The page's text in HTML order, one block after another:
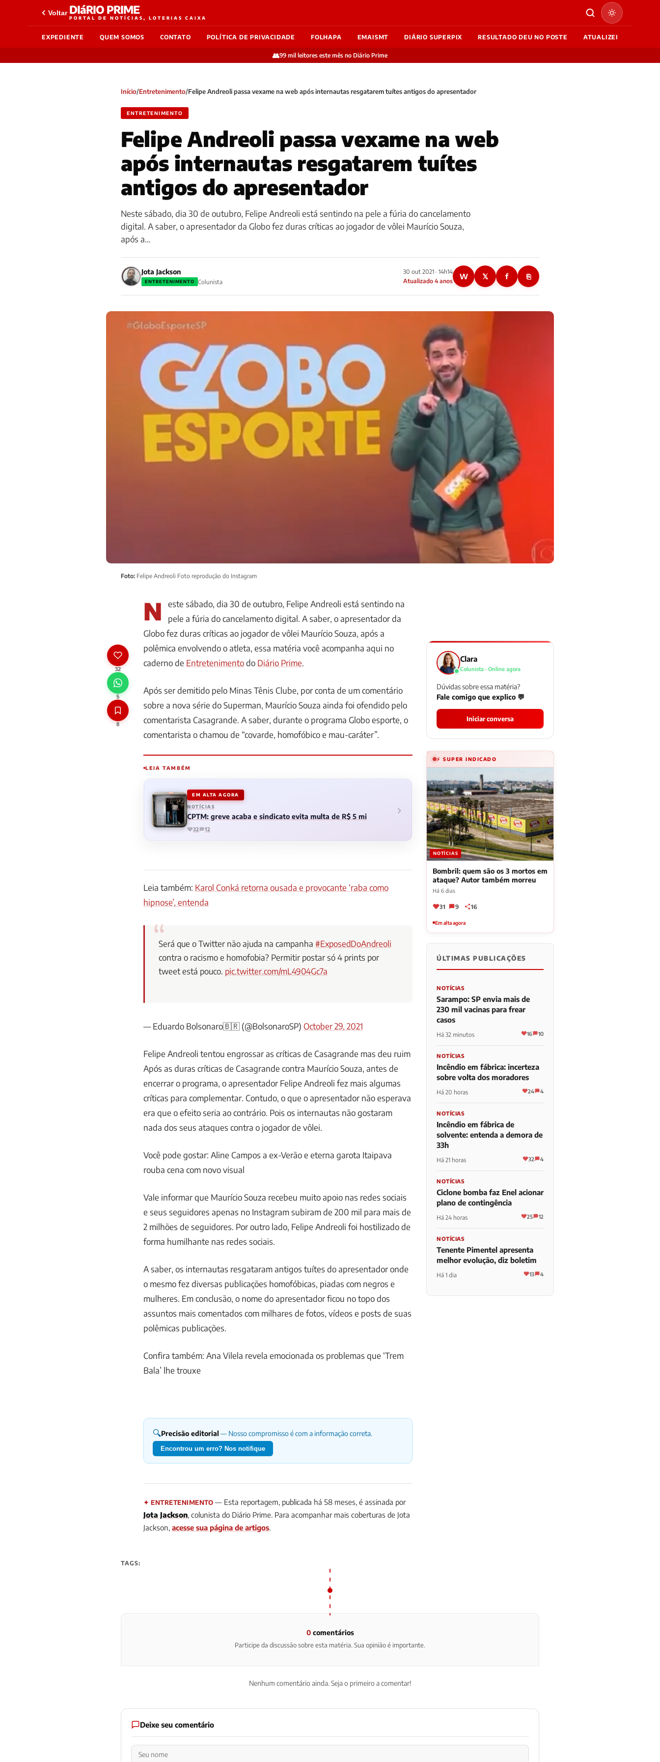
Voltar DIáRIO PRIME
PORTAL DE NOTÍCIAS, LOTERIAS CAIXA
EXPEDIENTE QUEM SOMOS CONTATO POLÍTICA DE PRIVACIDADE FOLHAPA EMAISMT DIÁRIO SUPERPIX RESULTADO DEU NO POSTE ATUALIZEI
👥99 mil leitores este mês no Diário Prime
Início/Entretenimento/Felipe Andreoli passa vexame na web após internautas resgatarem tuítes antigos do apresentador
ENTRETENIMENTO
Felipe Andreoli passa vexame na web
após internautas resgatarem tuítes
antigos do apresentador
Neste sábado, dia 30 de outubro, Felipe Andreoli está sentindo na pele a fúria do cancelamento
digital. A saber, o apresentador da Globo fez duras críticas ao jogador de vôlei Maurício Souza,
após a…
Jota Jackson
ENTRETENIMENTO Colunista
30 out 2021 · 14h14
Atualizado 4 anos
W 𝕏 f ⎘
Foto: Felipe Andreoli Foto reprodução do Instagram
32
5
8
N
este sábado, dia 30 de outubro, Felipe Andreoli está sentindo na
pele a fúria do cancelamento digital. A saber, o apresentador da
Globo fez duras críticas ao jogador de vôlei Maurício Souza, após a
polêmica envolvendo o atleta, essa matéria você acompanha aqui no
caderno de Entretenimentodo Diário Prime.
Após ser demitido pelo Minas Tênis Clube, por conta de um comentário
sobre a nova série do Superman, Maurício Souza ainda foi ofendido pelo
comentarista Casagrande. A saber, durante o programa Globo esporte, o
comentarista o chamou de “covarde, homofóbico e mau-caráter”.
LEIA TAMBÉM
EM ALTA AGORA
NOTÍCIAS
CPTM: greve acaba e sindicato evita multa de R$ 5 mi
32 12
Leia também: Karol Conká retorna ousada e provocante ‘raba como
hipnose’, entenda
Será que o Twitter não ajuda na campanha #ExposedDoAndreoli
contra o racismo e homofobia? Permitir postar só 4 prints por
tweet está pouco. pic.twitter.com/mL4904Gc7a
— Eduardo Bolsonaro🇧🇷 (@BolsonaroSP) October 29, 2021
Felipe Andreoli tentou engrossar as críticas de Casagrande mas deu ruim
Após as duras críticas de Casagrande contra Maurício Souza, antes de
encerrar o programa, o apresentador Felipe Andreoli fez mais algumas
críticas para complementar. Contudo, o que o apresentador não esperava
era que o efeito seria ao contrário. Pois os internautas não gostaram
nada dos seus ataques contra o jogador de vôlei.
Você pode gostar: Aline Campos a ex-Verão e eterna garota Itaipava
rouba cena com novo visual
Vale informar que Maurício Souza recebeu muito apoio nas redes sociais
e seus seguidores apenas no Instagram subiram de 200 mil para mais de
2 milhões de seguidores. Por outro lado, Felipe Andreoli foi hostilizado de
forma humilhante nas redes sociais.
A saber, os internautas resgataram antigos tuítes do apresentador onde
o mesmo fez diversas publicações homofóbicas, piadas com negros e
mulheres. Em conclusão, o nome do apresentador ficou no topo dos
assuntos mais comentados com milhares de fotos, vídeos e posts de suas
polêmicas publicações.
Confira também: Ana Vilela revela emocionada os problemas que ‘Trem
Bala’ lhe trouxe
🔍Precisão editorial — Nosso compromisso é com a informação correta.
Encontrou um erro? Nos notifique
✦ ENTRETENIMENTO — Esta reportagem, publicada há 58 meses, é assinada por
Jota Jackson, colunista do Diário Prime. Para acompanhar mais coberturas de Jota
Jackson, acesse sua página de artigos.
Clara
Colunista · Online agora
Dúvidas sobre essa matéria?
Fale comigo que explico 💬
Iniciar conversa
⚡ SUPER INDICADO
NOTÍCIAS
Bombril: quem são os 3 mortos em
ataque? Autor também morreu
Há 6 dias
31 9 16
Em alta agora
ÚLTIMAS PUBLICAÇÕES
NOTÍCIAS
Sarampo: SP envia mais de
230 mil vacinas para frear
casos
Há 32 minutos 16 10
NOTÍCIAS
Incêndio em fábrica: incerteza
sobre volta dos moradores
Há 20 horas 24 4
NOTÍCIAS
Incêndio em fábrica de
solvente: entenda a demora de
33h
Há 21 horas 32 4
NOTÍCIAS
Ciclone bomba faz Enel acionar
plano de contingência
Há 24 horas 25 12
NOTÍCIAS
Tenente Pimentel apresenta
melhor evolução, diz boletim
Há 1 dia 13 4
TAGS:
0comentários
Participe da discussão sobre esta matéria. Sua opinião é importante.
Nenhum comentário ainda. Seja o primeiro a comentar!
Deixe seu comentário